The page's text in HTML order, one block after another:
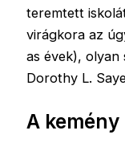
teremtett
virágkora az
as évek),
Dorothy L.
A